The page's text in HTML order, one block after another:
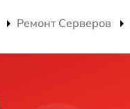
Ремонт Серверов